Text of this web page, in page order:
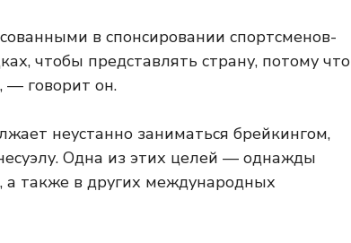
в спонсировании спортсменов-
чтобы представлять страну, потому что
— говорит он.
неустанно заниматься брейкингом,
Одна из этих целей — однажды
а также в других международных